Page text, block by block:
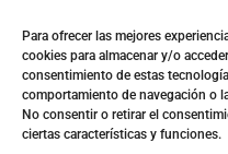
Para ofrecer las mejores
cookies para almacenar y/o
consentimiento de estas
comportamiento de navegación o
No consentir o retirar el
ciertas características y funciones.